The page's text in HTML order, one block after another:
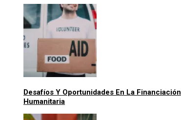
Desafíos Y Oportunidades En La Financiación
Humanitaria